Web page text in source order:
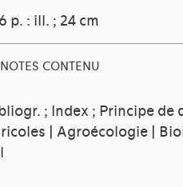
p. : ill. ; 24 cm
NOTES CONTENU
; Index ; Principe
| Agroécologie |